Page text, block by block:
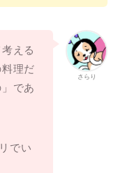
さらり
える
理だ
であ
でい